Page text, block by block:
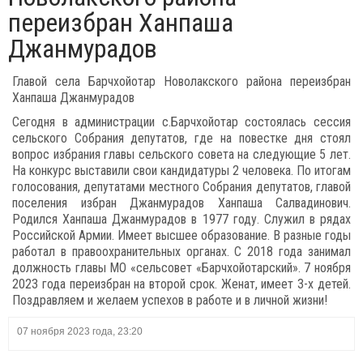
переизбран Ханпаша
Джанмурадов
Главой села Барчхойотар Новолакского района переизбран
Ханпаша Джанмурадов
Сегодня в администрации с.Барчхойотар состоялась сессия
сельского Собрания депутатов, где на повестке дня стоял
вопрос избрания главы сельского совета на следующие 5 лет.
На конкурс выставили свои кандидатуры 2 человека. По итогам
голосования, депутатами местного Собрания депутатов, главой
поселения избран Джанмурадов Ханпаша Салвадинович.
Родился Ханпаша Джанмурадов в 1977 году. Служил в рядах
Российской Армии. Имеет высшее образование. В разные годы
работал в правоохранительных органах. С 2018 года занимал
должность главы МО «сельсовет «Барчхойотарский». 7 ноября
2023 года переизбран на второй срок. Женат, имеет 3-х детей.
Поздравляем и желаем успехов в работе и в личной жизни!
07 ноября 2023 года, 23:20